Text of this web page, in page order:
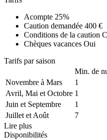
Acompte 25%
Caution demandée 400 €
Conditions de la caution
Chèques vacances Oui
Tarifs par saison
Min. de
Novembre à Mars
1
Avril, Mai et Octobre 1
Juin et Septembre
1
Juillet et Août
7
Lire plus
Disponibilités